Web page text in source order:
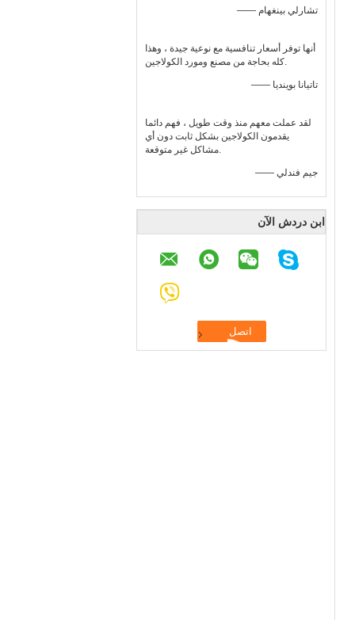
—— تشارلي بينغهام
أنها توفر أسعار تنافسية مع نوعية جيدة ، وهذا
كله بحاجة من مصنع ومورد الكولاجين.
—— تاتيانا بوينديا
لقد عملت معهم منذ وقت طويل ، فهم دائما
يقدمون الكولاجين بشكل ثابت دون أي
مشاكل غير متوقعة.
—— جيم فندلي
ابن دردش الآن